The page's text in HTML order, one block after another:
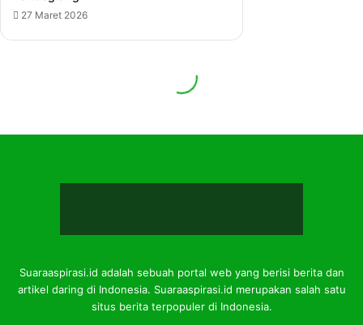
Suaraaspirasi.id adalah sebuah portal web yang berisi berita dan
artikel daring di Indonesia. Suaraaspirasi.id merupakan salah satu
situs berita terpopuler di Indonesia.